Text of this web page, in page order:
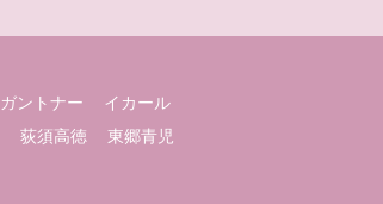
ガントナー
イカール
荻須高徳
東郷青児